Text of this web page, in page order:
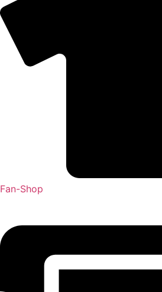
Fan-Shop